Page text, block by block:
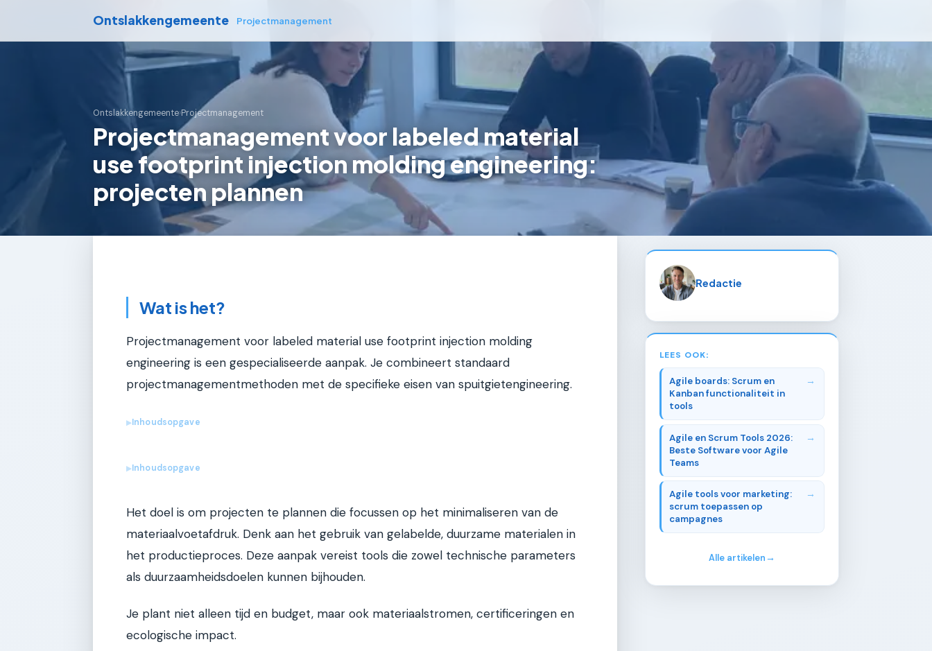
Ontslakkengemeente Projectmanagement
Ontslakkengemeente›Projectmanagement
Projectmanagement voor labeled material
use footprint injection molding engineering:
projecten plannen
Wat is het?
Projectmanagement voor labeled material use footprint injection molding
engineering is een gespecialiseerde aanpak. Je combineert standaard
projectmanagementmethoden met de specifieke eisen van spuitgietengineering.
▶Inhoudsopgave
▶Inhoudsopgave
Het doel is om projecten te plannen die focussen op het minimaliseren van de
materiaalvoetafdruk. Denk aan het gebruik van gelabelde, duurzame materialen in
het productieproces. Deze aanpak vereist tools die zowel technische parameters
als duurzaamheidsdoelen kunnen bijhouden.
Je plant niet alleen tijd en budget, maar ook materiaalstromen, certificeringen en
ecologische impact.
Redactie
LEES OOK:
Agile boards: Scrum en
Kanban functionaliteit in
tools
Agile en Scrum Tools 2026:
Beste Software voor Agile
Teams
Agile tools voor marketing:
scrum toepassen op
campagnes
Alle artikelen